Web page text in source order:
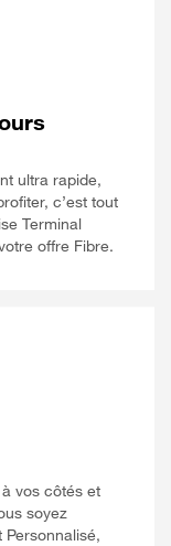
ultra rapide,
c’est tout
Terminal
offre Fibre.
vos côtés et
soyez